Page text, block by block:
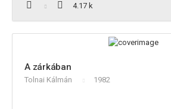
4.17 k
A zárkában
Tolnai Kálmán 1982